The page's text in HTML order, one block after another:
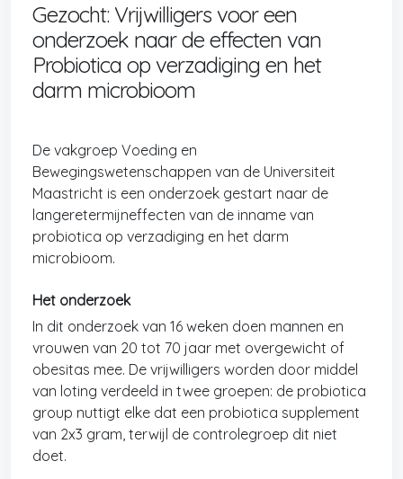
Gezocht: Vrijwilligers voor een
onderzoek naar de effecten van
Probiotica op verzadiging en het
darm microbioom
De vakgroep Voeding en
Bewegingswetenschappen van de Universiteit
Maastricht is een onderzoek gestart naar de
langeretermijneffecten van de inname van
probiotica op verzadiging en het darm
microbioom.
Het onderzoek
In dit onderzoek van 16 weken doen mannen en
vrouwen van 20 tot 70 jaar met overgewicht of
obesitas mee. De vrijwilligers worden door middel
van loting verdeeld in twee groepen: de probiotica
group nuttigt elke dat een probiotica supplement
van 2x3 gram, terwijl de controlegroep dit niet
doet.